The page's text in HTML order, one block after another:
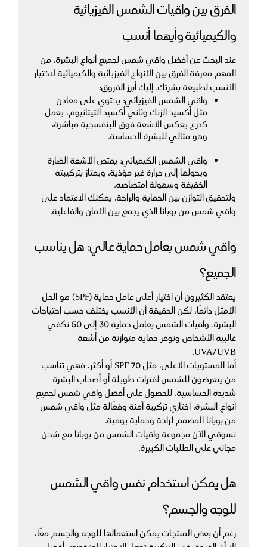
والكيميائية وأيهما أنسب
عند البحث عن أفضل واقي شمس لجميع أنواع البشرة، من
المهم معرفة الفرق بين الأنواع الفيزيائية والكيميائية لاختيار
الأنسب لطبيعة بشرتك. إليك أبرز الفروق:
واقي الشمس الفيزيائي: يحتوي على معادن
مثل أكسيد الزنك وثاني أكسيد التيتانيوم، يعمل
وهو مثالي للبشرة الحساسة.
واقي الشمس الكيميائي: يمتص الأشعة الضارة
ويحولها إلى حرارة غير مؤذية، ويمتاز بتركيبته
الخفيفة وسهولة امتصاصه.
ولتحقيق التوازن بين الحماية والراحة، يمكنك الاعتماد على
واقي شمس من بوبانا الذي يجمع بين الأمان والفاعلية.
الجميع؟
يعتقد الكثيرون أن اختيار أعلى عامل حماية (SPF) هو الحل
الأمثل دائمًا، لكن الحقيقة أن الأنسب يختلف حسب احتياجات
البشرة. واقيات الشمس بعامل حماية 30 إلى 50 تكفي
غالبية الأشخاص وتوفر حماية متوازنة من أشعة
UVA/UVB.
أما المستويات الأعلى، مثل SPF 70 أو أكثر، فهي تناسب
من يتعرضون للشمس لفترات طويلة أو أصحاب البشرة
شديدة الحساسية. للحصول على أفضل واقي شمس لجميع
أنواع البشرة، اختاري تركيبة آمنة وفعّالة مثل واقي شمس
من بوبانا المصمم لراحة وحماية يومية.
تسوقي الآن مجموعة واقيات الشمس من بوبانا مع شحن
مجاني على الطلبات الكبيرة.
للوجه والجسم؟